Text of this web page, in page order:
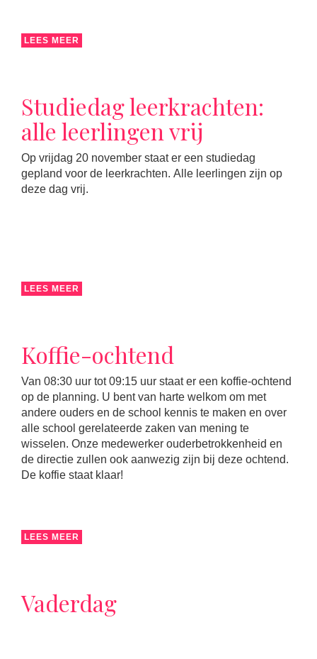
LEES MEER
Studiedag leerkrachten:
alle leerlingen vrij
Op vrijdag 20 november staat er een studiedag
gepland voor de leerkrachten. Alle leerlingen zijn op
deze dag vrij.
LEES MEER
Koffie-ochtend
Van 08:30 uur tot 09:15 uur staat er een koffie-ochtend
op de planning. U bent van harte welkom om met
andere ouders en de school kennis te maken en over
alle school gerelateerde zaken van mening te
wisselen. Onze medewerker ouderbetrokkenheid en
de directie zullen ook aanwezig zijn bij deze ochtend.
De koffie staat klaar!
LEES MEER
Vaderdag